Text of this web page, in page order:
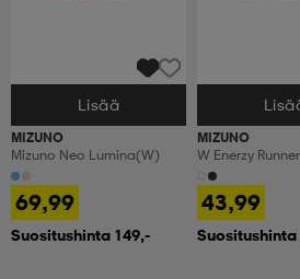
Valitse Koko
Lisää
MIZUNO
Mizuno Neo Lumina(w)
69,99
Suositushinta 149,-
Valitse
MIZUNO
W Enerzy
43,99
Suositushinta